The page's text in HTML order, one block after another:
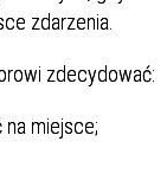
zdarzenia.
zdecydować:
na miejsce;